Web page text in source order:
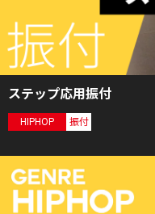
ステップ応用振付
HIPHOP 振付